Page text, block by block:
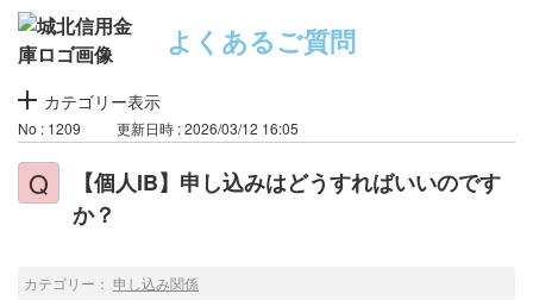
よくあるご質問
カテゴリー表示
No : 1209 更新日時 : 2026/03/12 16:05
【個人IB】申し込みはどうすればいいのです
か？
カテゴリー： 申し込み関係